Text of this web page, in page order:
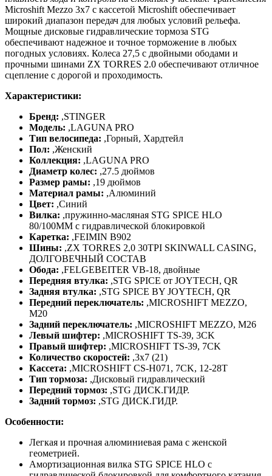
Microshift Mezzo 3x7 с кассетой Microshift обеспечивает
широкий диапазон передач для любых условий рельефа.
Мощные дисковые гидравлические тормоза STG
обеспечивают надежное и точное торможение в любых
погодных условиях. Колеса 27,5 с двойными ободами и
прочными шинами ZX TORRES 2.0 обеспечивают отличное
сцепление с дорогой и проходимость.
Характеристики:
Бренд: ,STINGER
Модель: ,LAGUNA PRO
Тип велосипеда: ,Горный, Хардтейл
Пол: ,Женский
Коллекция: ,LAGUNA PRO
Диаметр колес: ,27.5 дюймов
Размер рамы: ,19 дюймов
Материал рамы: ,Алюминий
Цвет: ,Синий
Вилка: ,пружинно-масляная STG SPICE HLO
80/100MM с гидравлической блокировкой
Каретка: ,FEIMIN B902
Шины: ,ZX TORRES 2,0 30TPI SKINWALL CASING,
ДОЛГОВЕЧНЫЙ СОСТАВ
Обода: ,FELGEBEITER VB-18, двойные
Передняя втулка: ,STG SPICE от JOYTECH, QR
Задняя втулка: ,STG SPICE BY JOYTECH, QR
Передний переключатель: ,MICROSHIFT MEZZO,
M20
Задний переключатель: ,MICROSHIFT MEZZO, M26
Левый шифтер: ,MICROSHIFT TS-39, 3CK
Правый шифтер: ,MICROSHIFT TS-39, 7CK
Количество скоростей: ,3x7 (21)
Кассета: ,MICROSHIFT CS-H071, 7CK, 12-28T
Тип тормоза: ,Дисковый гидравлический
Передний тормоз: ,STG ДИСК.ГИДР.
Задний тормоз: ,STG ДИСК.ГИДР.
Особенности:
Легкая и прочная алюминиевая рама с женской
геометрией.
Амортизационная вилка STG SPICE HLO с